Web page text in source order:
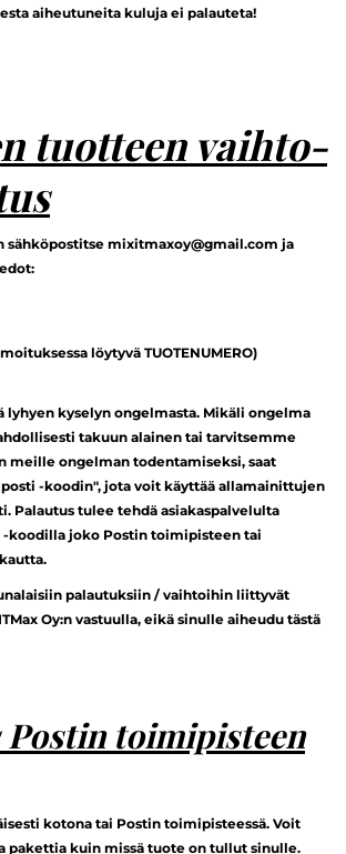
aiheutuneita kuluja ei palauteta!
tuotteen vaihto-
sähköpostitse mixitmaxoy@gmail.com ja
löytyvä TUOTENUMERO)
lyhyen kyselyn ongelmasta. Mikäli ongelma
takuun alainen tai tarvitsemme
meille ongelman todentamiseksi, saat
-koodin", jota voit käyttää allamainittujen
Palautus tulee tehdä asiakaspalvelulta
-koodilla joko Postin toimipisteen tai
palautuksiin / vaihtoihin liittyvät
Oy:n vastuulla, eikä sinulle aiheudu tästä
Postin toimipisteen
kotona tai Postin toimipisteessä. Voit
pakettia kuin missä tuote on tullut sinulle.